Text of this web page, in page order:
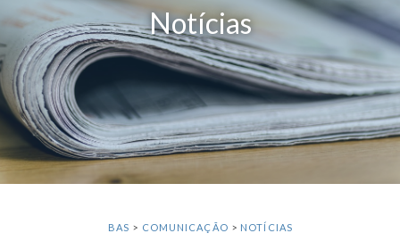
Notícias
BAS > COMUNICAÇÃO > NOTÍCIAS